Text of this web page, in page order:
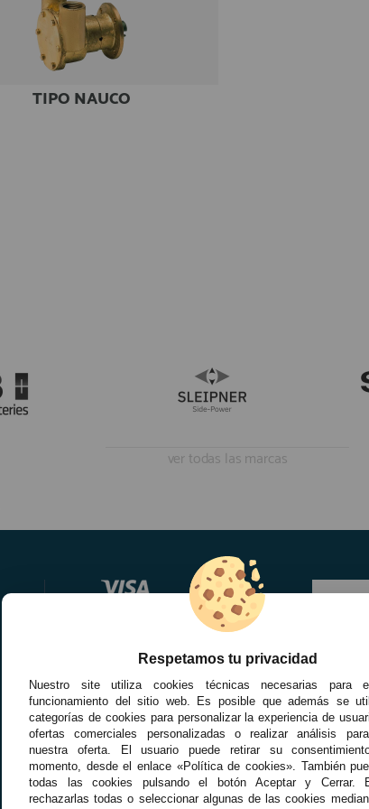
TIPO NAUCO
ver todas las marcas
Respetamos tu privacidad
Nuestro site utiliza cookies técnicas necesarias para
funcionamiento del sitio web. Es posible que además se
categorías de cookies para personalizar la experiencia de
ofertas comerciales personalizadas o realizar análisis
nuestra oferta. El usuario puede retirar su
momento, desde el enlace «Política de cookies». También
todas las cookies pulsando el botón Aceptar y Cerrar.
rechazarlas todas o seleccionar algunas de las cookies